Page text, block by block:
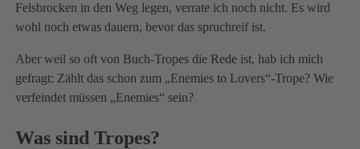
Felsbrocken in den Weg legen, verrate ich noch nicht. Es wird
wohl noch etwas dauern, bevor das spruchreif ist.
Aber weil so oft von Buch-Tropes die Rede ist, hab ich mich
gefragt: Zählt das schon zum „Enemies to Lovers“-Trope? Wie
verfeindet müssen „Enemies“ sein?
Was sind Tropes?